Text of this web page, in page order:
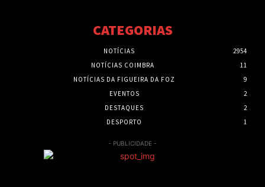
CATEGORIAS
NOTÍCIAS
2954
NOTÍCIAS COIMBRA
11
NOTÍCIAS DA FIGUEIRA DA FOZ
9
EVENTOS
2
DESTAQUES
2
DESPORTO
1
- PUBLICIDADE -